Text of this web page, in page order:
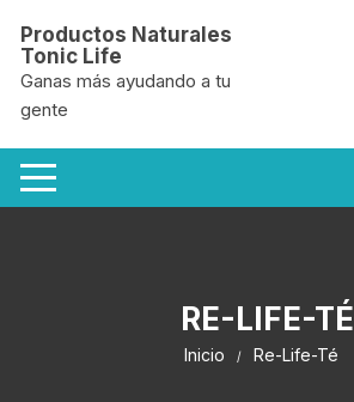
contenido
Productos Naturales
Tonic Life
Ganas más ayudando a tu
gente
RE-LIFE-TÉ
Inicio Re-Life-Té